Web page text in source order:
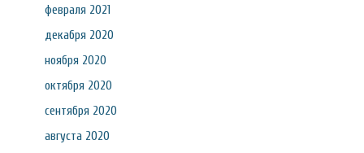
февраля 2021
декабря 2020
ноября 2020
октября 2020
сентября 2020
августа 2020